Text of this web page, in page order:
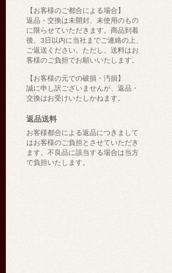
【お客様のご都合による場合】
返品・交換は未開封、未使用のもの
に限らせていただきます。商品到着
後、3日以内に当社までご連絡の上、
ご返送ください。ただし、送料はお
客様のご負担でお願いいたします。
【お客様の元での破損・汚損】
誠に申し訳ございませんが、返品・
交換はお受けいたしかねます。
返品送料
お客様都合による返品につきまして
はお客様のご負担とさせていただき
ます。不良品に該当する場合は当方
で負担いたします。